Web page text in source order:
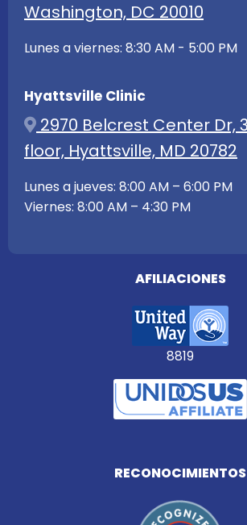
Washington, DC 20010
Lunes a viernes: 8:30 AM - 5:00 PM
Hyattsville Clinic
2970 Belcrest Center Dr,
floor, Hyattsville, MD 20782
Lunes a jueves: 8:00 AM – 6:00 PM
Viernes: 8:00 AM – 4:30 PM
AFILIACIONES
8819
RECONOCIMIENTOS